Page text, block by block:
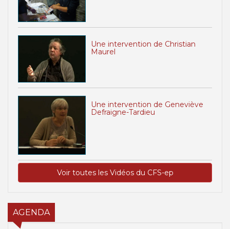
Une intervention de Christian
Maurel
Une intervention de Geneviève
Defraigne-Tardieu
Voir toutes les Vidéos du CFS-ep
AGENDA